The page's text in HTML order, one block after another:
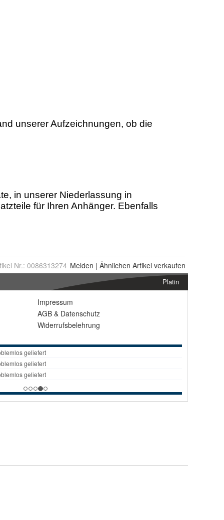
Nr.: 0086313274 Melden | Ähnlichen Artikel verkaufen
Platin
Impressum
AGB & Datenschutz
Widerrufsbelehrung